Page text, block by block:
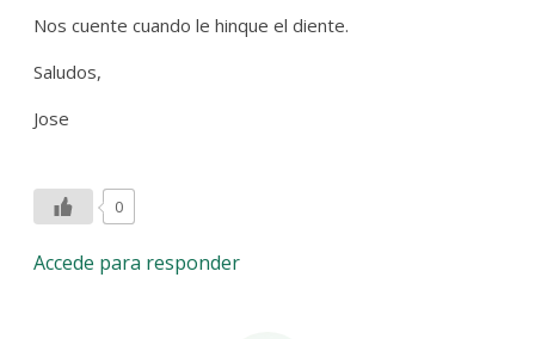
Nos cuente cuando le hinque el diente.
Saludos,
Jose
0
Accede para responder